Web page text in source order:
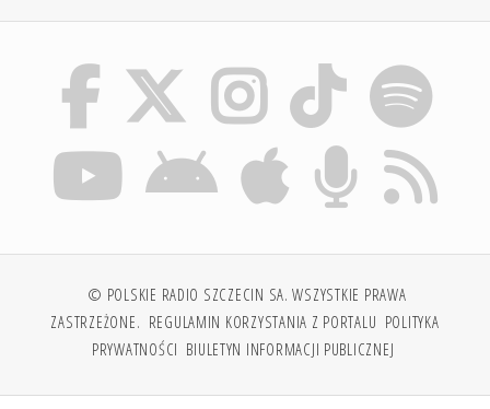
© POLSKIE RADIO SZCZECIN SA. WSZYSTKIE PRAWA
ZASTRZEŻONE. REGULAMIN KORZYSTANIA Z PORTALU POLITYKA
PRYWATNOŚCI BIULETYN INFORMACJI PUBLICZNEJ